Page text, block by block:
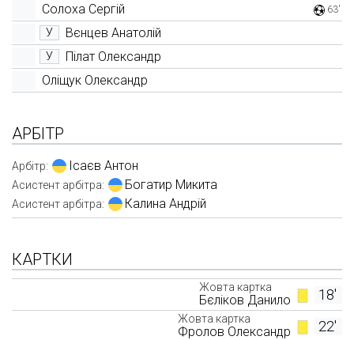
Солоха Сергій
63'
У Вєнцев Анатолій
У
Пілат Олександр
Оліщук Олександр
АРБІТР
Арбітр: Ісаєв Антон
Асистент арбітра: Богатир Микита
Асистент арбітра: Калина Андрій
КАРТКИ
18'
Жовта картка
Бєліков Данило
22'
Жовта картка
Фролов Олександр